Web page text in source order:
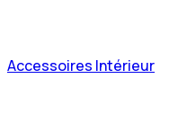
Accessoires Intérieur